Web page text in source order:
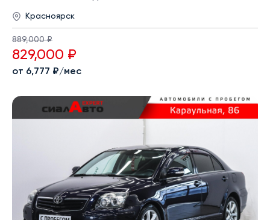
Красноярск
889,000 ₽
829,000 ₽
от 6,777 ₽/мес